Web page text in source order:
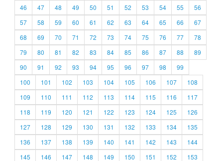
46
47 48 49 50 51 52 53 54 55
56
57
58 59 60 61 62 63 64 65 66
67
68
69 70 71 72 73 74 75 76 77
78
79
80 81 82 83 84 85 86 87 88
89
90
91 92 93 94 95 96 97 98
99
100
101 102 103 104 105 106 107
108
109
110 111 112 113 114 115 116
117
118
119 120 121 122 123 124 125
126
127
128 129 130 131 132 133 134
135
136
137 138 139 140 141 142 143
144
145
146 147 148 149 150 151 152
153